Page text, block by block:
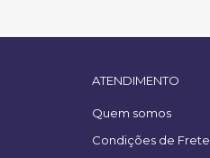
ATENDIMENTO
Quem somos
Condições de Frete